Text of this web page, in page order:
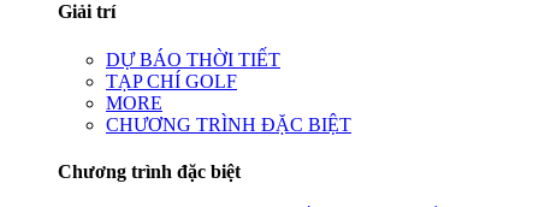
Giải trí
DỰ BÁO THỜI TIẾT
TẠP CHÍ GOLF
MORE
CHƯƠNG TRÌNH ĐẶC BIỆT
Chương trình đặc biệt